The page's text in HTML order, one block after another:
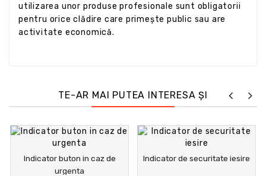
utilizarea unor produse profesionale sunt obligatorii
pentru orice clădire care primește public sau are
activitate economică.
TE-AR MAI PUTEA INTERESA ȘI
Indicator buton in caz de
urgenta
Indicator de securitate iesire